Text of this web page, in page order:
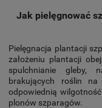
Jak pielęgnować
Pielęgnacja plantacji
założeniu plantacji
spulchnianie gleby,
brakujących roślin
odpowiednią
plonów szparagów.